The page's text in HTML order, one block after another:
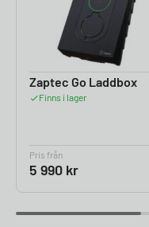
Zaptec Go Laddbox
Finns i lager
Pris från
5 990 kr